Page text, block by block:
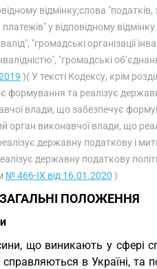
відмінку;слова "податків,
у відповідному відмінку
"громадські організації
"громадські
)( У тексті Кодексу, крім
та реалізує
влади, що забезпечує
орган виконавчої влади, що
державну податкову і
державну податкову
№ 466-IX від 16.01.2020 )
ЗАГАЛЬНІ ПОЛОЖЕННЯ
що виникають у сфері
в Україні, та